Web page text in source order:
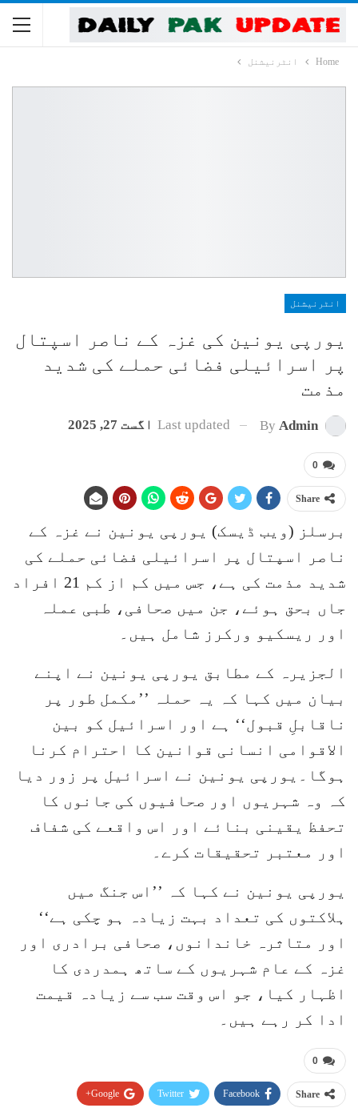
Home انٹرنیشنل
انٹرنیشنل
یورپی یونین کی غزہ کے ناصر اسپتال
پر اسرائیلی فضائی حملے کی شدید
مذمت
By Admin
Last updated اگست 27, 2025
0
Share
برسلز (ویب ڈیسک) یورپی یونین نے غزہ کے
ناصر اسپتال پر اسرائیلی فضائی حملے کی
شدید مذمت کی ہے، جس میں کم از کم 21 افراد
جاں بحق ہوئے، جن میں صحافی، طبی عملہ
اور ریسکیو ورکرز شامل ہیں۔
الجزیرہ کے مطابق یورپی یونین نے اپنے
بیان میں کہا کہ یہ حملہ ’’مکمل طور پر
ناقابلِ قبول‘‘ ہے اور اسرائیل کو بین
الاقوامی انسانی قوانین کا احترام کرنا
ہوگا۔یورپی یونین نے اسرائیل پر زور دیا
کہ وہ شہریوں اور صحافیوں کی جانوں کا
تحفظ یقینی بنائے اور اس واقعے کی شفاف
اور معتبر تحقیقات کرے۔
یورپی یونین نے کہا کہ ’’اس جنگ میں
ہلاکتوں کی تعداد بہت زیادہ ہو چکی ہے‘‘
اور متاثرہ خاندانوں، صحافی برادری اور
غزہ کے عام شہریوں کے ساتھ ہمدردی کا
اظہار کیا، جو اس وقت سب سے زیادہ قیمت
ادا کر رہے ہیں۔
0
Share
Facebook
Twitter
Google+